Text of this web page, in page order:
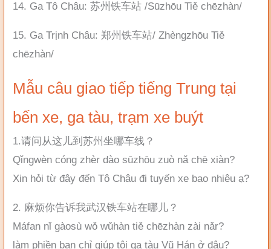
14. Ga Tô Châu: 苏州铁车站 /Sūzhōu Tiě chēzhàn/
15. Ga Trịnh Châu: 郑州铁车站/ Zhèngzhōu Tiě
chēzhàn/
Mẫu câu giao tiếp tiếng Trung tại
bến xe, ga tàu, trạm xe buýt
1.请问从这儿到苏州坐哪车线？
Qǐngwèn cóng zhèr dào sūzhōu zuò nǎ chē xiàn?
Xin hỏi từ đây đến Tô Châu đi tuyến xe bao nhiêu ạ?
2. 麻烦你告诉我武汉铁车站在哪儿？
Máfan nǐ gàosù wǒ wǔhàn tiě chēzhàn zài nǎr?
làm phiền bạn chỉ giúp tôi ga tàu Vũ Hán ở đâu?